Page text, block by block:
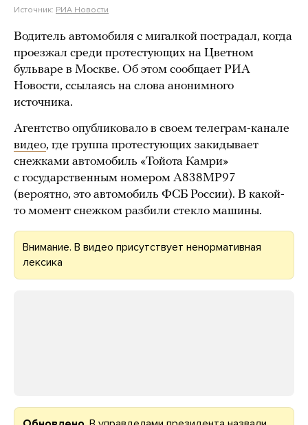
Источник: РИА Новости
Водитель автомобиля с мигалкой пострадал, когда
проезжал среди протестующих на Цветном
бульваре в Москве. Об этом сообщает РИА
Новости, ссылаясь на слова анонимного
источника.
Агентство опубликовало в своем телеграм-канале
видео, где группа протестующих закидывает
снежками автомобиль «Тойота Камри»
с государственным номером А838МР97
(вероятно, это автомобиль ФСБ России). В какой-
то момент снежком разбили стекло машины.
Внимание. В видео присутствует ненормативная
лексика